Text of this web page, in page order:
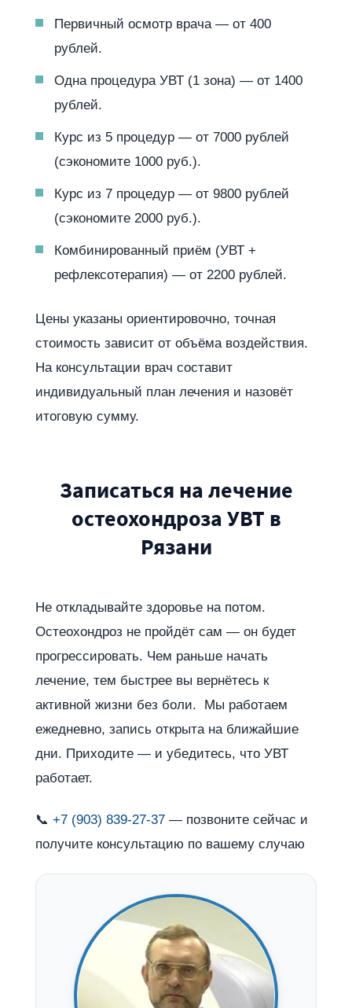
Первичный осмотр врача — от 400
рублей.
Одна процедура УВТ (1 зона) — от 1400
рублей.
Курс из 5 процедур — от 7000 рублей
(сэкономите 1000 руб.).
Курс из 7 процедур — от 9800 рублей
(сэкономите 2000 руб.).
Комбинированный приём (УВТ +
рефлексотерапия) — от 2200 рублей.
Цены указаны ориентировочно, точная
стоимость зависит от объёма воздействия.
На консультации врач составит
индивидуальный план лечения и назовёт
итоговую сумму.
Записаться на лечение
остеохондроза УВТ в
Рязани
Не откладывайте здоровье на потом.
Остеохондроз не пройдёт сам — он будет
прогрессировать. Чем раньше начать
лечение, тем быстрее вы вернётесь к
активной жизни без боли. Мы работаем
ежедневно, запись открыта на ближайшие
дни. Приходите — и убедитесь, что УВТ
работает.
📞 +7 (903) 839-27-37— позвоните сейчас и
получите консультацию по вашему случаю